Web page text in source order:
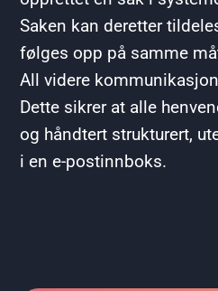
Saken kan deretter
følges opp på samme
All videre
Dette sikrer at alle
og håndtert strukturert,
i en e-postinnboks.